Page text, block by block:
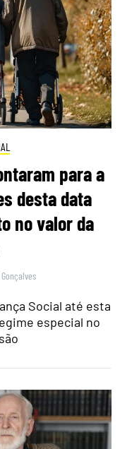
para a
desta data
no valor da
Social até esta
especial no